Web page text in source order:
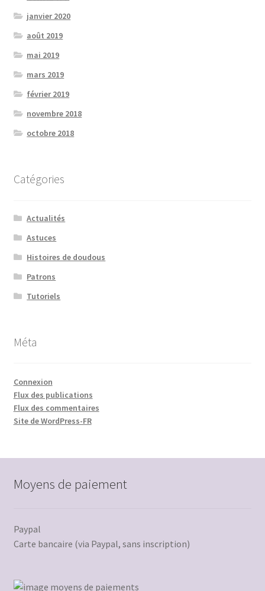
janvier 2020
août 2019
mai 2019
mars 2019
février 2019
novembre 2018
octobre 2018
Catégories
Actualités
Astuces
Histoires de doudous
Patrons
Tutoriels
Méta
Connexion
Flux des publications
Flux des commentaires
Site de WordPress-FR
Moyens de paiement
Paypal
Carte bancaire (via Paypal, sans inscription)